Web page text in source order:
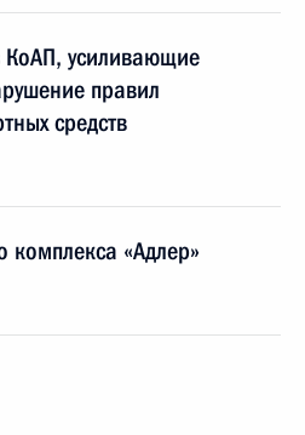
усиливающие
правил
средств
комплекса «Адлер»